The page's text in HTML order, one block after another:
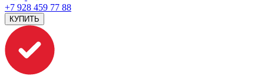
+7 928 459 77 88
КУПИТЬ